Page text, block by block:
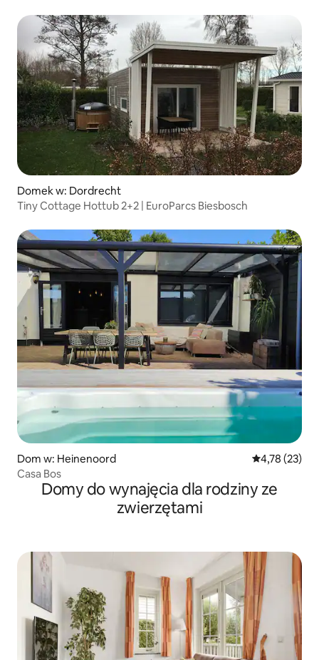
Domek w: Dordrecht
Tiny Cottage Hottub 2+2 | EuroParcs Biesbosch
Dom w: Heinenoord Średnia
4,78 (23)
Casa Bos
Domy do wynajęcia dla rodziny ze
zwierzętami